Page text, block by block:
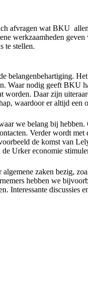
afvragen wat BKU
werkzaamheden
te stellen.
belangenbehartiging.
Waar nodig geeft BKU
worden. Daar zijn
waardoor er altijd een
we belang bij
Verder wordt
de komst van
Urker economie
zaken bezig,
hebben we
Interessante discussies